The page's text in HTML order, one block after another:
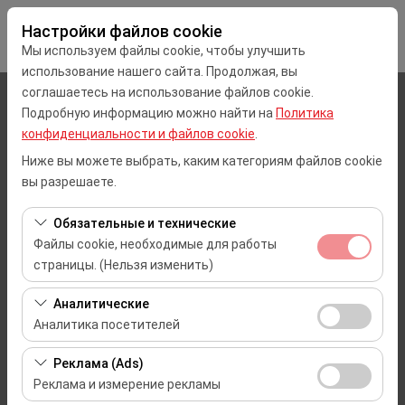
Настройки файлов cookie
Мы используем файлы cookie, чтобы улучшить
использование нашего сайта. Продолжая, вы
соглашаетесь на использование файлов cookie.
Подробную информацию можно найти на Политика
конфиденциальности и файлов cookie
Ниже вы можете выбрать, каким категориям файлов cookie
вы разрешаете.
Обязательные и технические
Файлы cookie, необходимые для работы
страницы. (Нельзя изменить)
Эти файлы cookie необходимы для корректной
работы сайта, безопасности, управления сеансами и
базовых функций. Их нельзя отключить.
Аналитические
Аналитика посетителей
Эти файлы cookie позволяют нам анализировать, как
используется наш сайт (количество посетителей,
самые посещаемые страницы, поведение
Реклама (Ads)
Реклама и измерение рекламы
Чувствительный элемент
Mersin
Дата и время пуска
09:00